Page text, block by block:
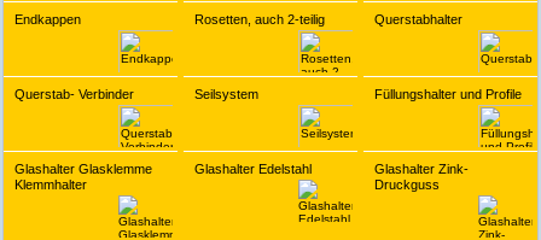
Endkappen Rosetten, auch 2-teilig Querstabhalter
Querstab- Verbinder Seilsystem Füllungshalter und Profile
Glashalter Glasklemme
Klemmhalter
Glashalter Edelstahl
Glashalter Zink-
Druckguss